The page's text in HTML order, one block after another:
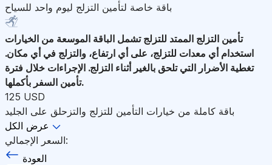
باقة خاصة لتأمين التزلج ليوم واحد للسياح
تأمين التزلج الممتد للتزلج تشمل الباقة الموسعة من الخيارات
استخدام أي معدات للتزلج، على أي ارتفاع، والتزلج في أي مكان.
تغطية الأضرار التي تلحق بالغير أثناء التزلج. الإجراءات خلال فترة
تأمين السفر بأكملها.
125 USD
باقة كاملة من خيارات التأمين للتزلج والتزحلق على الجليد
عرض الكل
السعر الإجمالي:
العودة